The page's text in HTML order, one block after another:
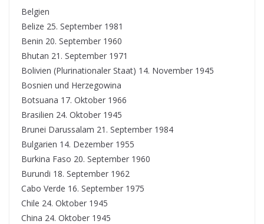
Belgien
Belize 25. September 1981
Benin 20. September 1960
Bhutan 21. September 1971
Bolivien (Plurinationaler Staat) 14. November 1945
Bosnien und Herzegowina
Botsuana 17. Oktober 1966
Brasilien 24. Oktober 1945
Brunei Darussalam 21. September 1984
Bulgarien 14. Dezember 1955
Burkina Faso 20. September 1960
Burundi 18. September 1962
Cabo Verde 16. September 1975
Chile 24. Oktober 1945
China 24. Oktober 1945